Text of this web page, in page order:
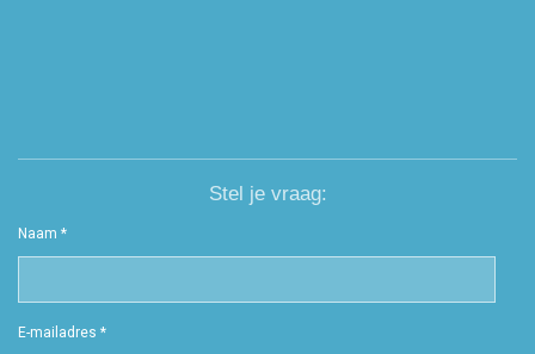
Stel je vraag:
Naam *
E-mailadres *